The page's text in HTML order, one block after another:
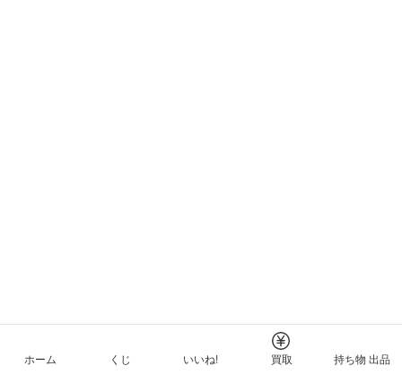
ホーム くじ いいね! 買取 持ち物 出品